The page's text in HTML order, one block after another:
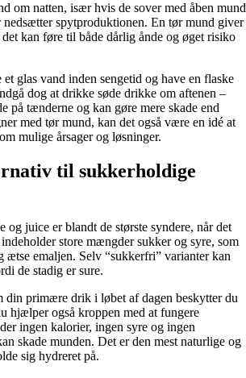
om natten, især hvis de sover med åben mund
nedsætter spytproduktionen. En tør mund giver
kan føre til både dårlig ånde og øget risiko
glas vand inden sengetid og have en flaske
dog at drikke søde drikke om aftenen –
på tænderne og kan gøre mere skade end
med tør mund, kan det også være en idé at
mulige årsager og løsninger.
til sukkerholdige
og juice er blandt de største syndere, når det
store mængder sukker og syre, som
ætse emaljen. Selv “sukkerfri” varianter kan
de stadig er sure.
din primære drik i løbet af dagen beskytter du
hjælper også kroppen med at fungere
ingen kalorier, ingen syre og ingen
skade munden. Det er den mest naturlige og
sig hydreret på.